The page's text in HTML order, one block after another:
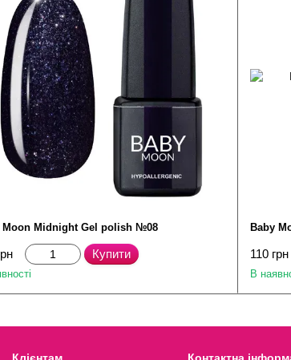
Moon Midnight Gel polish №08
Купити
Baby
110 грн
В